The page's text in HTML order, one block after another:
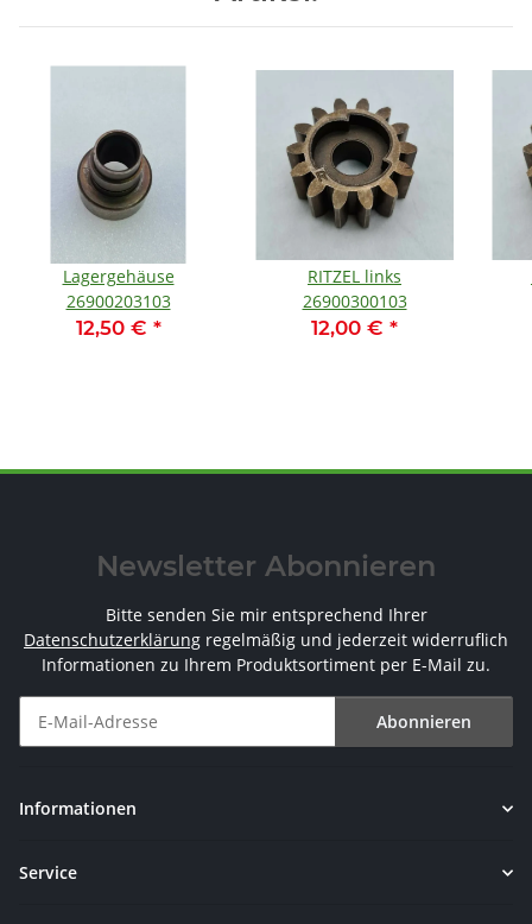
Lagergehäuse
26900203103
12,50 € *
RITZEL links
26900300103
12,00 € *
Newsletter Abonnieren
Bitte senden Sie mir entsprechend Ihrer
Datenschutzerklärung regelmäßig und jederzeit widerruflich
Informationen zu Ihrem Produktsortiment per E-Mail zu.
Abonnieren
Informationen
Service